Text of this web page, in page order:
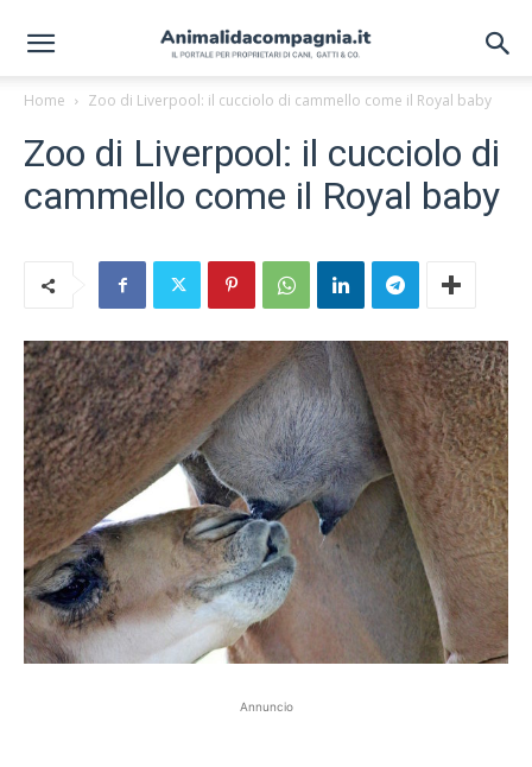
Home Zoo di Liverpool: il cucciolo di cammello come il Royal baby
Zoo di Liverpool: il cucciolo di
cammello come il Royal baby
Annuncio